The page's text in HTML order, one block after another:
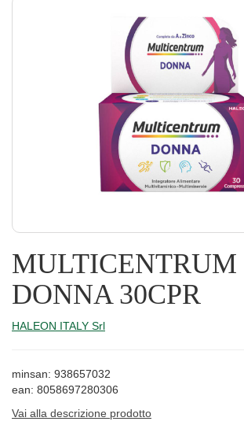
MULTICENTRUM
DONNA 30CPR
HALEON ITALY Srl
minsan: 938657032
ean: 8058697280306
Vai alla descrizione prodotto